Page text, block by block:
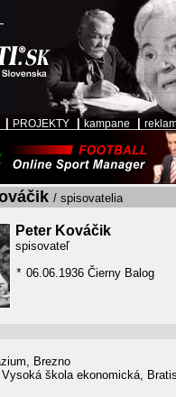
PROJEKTY kampane
/ spisovatelia
Peter Kováčik
spisovateľ
* 06.06.1936 Čierny Balog
Brezno
Vysoká škola ekonomická,